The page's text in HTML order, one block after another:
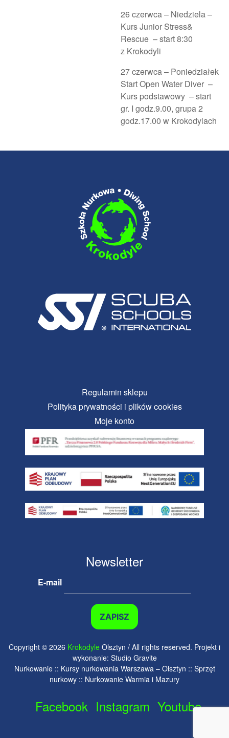
26 czerwca – Niedziela –
Kurs Junior Stress&
Rescue – start 8:30
z Krokodyli
27 czerwca – Poniedziałek
Start Open Water Diver –
Kurs podstawowy – start
gr. I godz.9.00, grupa 2
godz.17.00 w Krokodylach
Regulamin sklepu
Polityka prywatności i plików cookies
Moje konto
Newsletter
E-mail
Copyright © 2026 Krokodyle Olsztyn / All rights reserved. Projekt i
wykonanie: Studio Gravite
Nurkowanie :: Kursy nurkowania Warszawa – Olsztyn :: Sprzęt
nurkowy :: Nurkowanie Warmia i Mazury
Facebook Instagram Youtube